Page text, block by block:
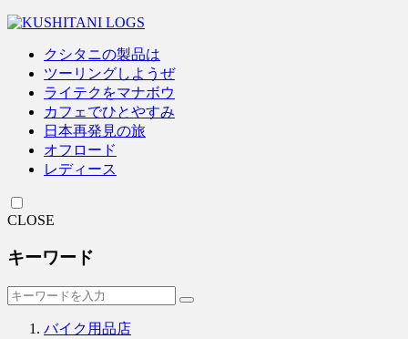
クシタニの製品は
ツーリングしようぜ
ライテクをマナボウ
カフェでひとやすみ
日本再発見の旅
オフロード
レディース
CLOSE
キーワード
バイク用品店